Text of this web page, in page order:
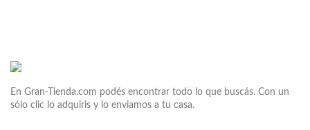
En Gran-Tienda.com podés encontrar todo lo que buscás. Con un
sólo clic lo adquiris y lo enviamos a tu casa.